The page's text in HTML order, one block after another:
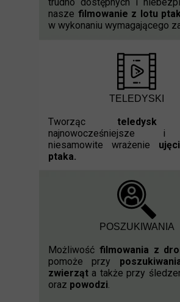
nasze filmowanie z lotu
w wykonaniu wymagającego
POSZUKIWANIA
Możliwość filmowania z
pomoże przy
zwierząt a także przy
oraz powodzi.
TELEDYSKI
Tworząc teledysk
najnowocześniejsze i
niesamowite wrażenie
ptaka.